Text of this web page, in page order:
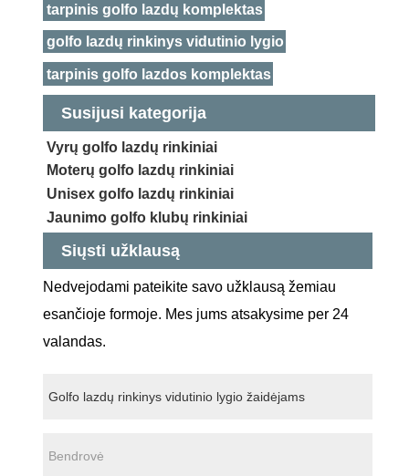
tarpinis golfo lazdų komplektas
golfo lazdų rinkinys vidutinio lygio
tarpinis golfo lazdos komplektas
Susijusi kategorija
Vyrų golfo lazdų rinkiniai
Moterų golfo lazdų rinkiniai
Unisex golfo lazdų rinkiniai
Jaunimo golfo klubų rinkiniai
Siųsti užklausą
Nedvejodami pateikite savo užklausą žemiau
esančioje formoje. Mes jums atsakysime per 24
valandas.